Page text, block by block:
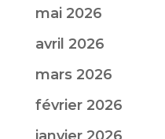
mai 2026
avril 2026
mars 2026
février 2026